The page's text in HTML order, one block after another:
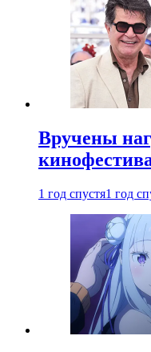
Вручены
1 год спустя1 год